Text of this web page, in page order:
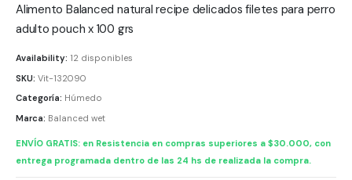
Alimento Balanced natural recipe delicados filetes para perro
adulto pouch x 100 grs
Availability: 12 disponibles
SKU: Vit-132090
Categoría: Húmedo
Marca: Balanced wet
ENVÍO GRATIS: en Resistencia en compras superiores a $30.000, con
entrega programada dentro de las 24 hs de realizada la compra.